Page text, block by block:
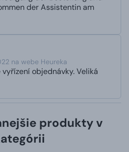
der Assistentin am
na webe Heureka
objednávky. Veliká
produkty v